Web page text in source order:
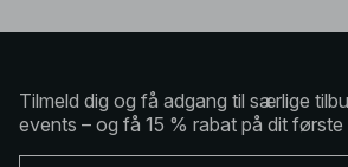
Tilmeld dig og få adgang til særlige
events – og få 15 % rabat på dit første